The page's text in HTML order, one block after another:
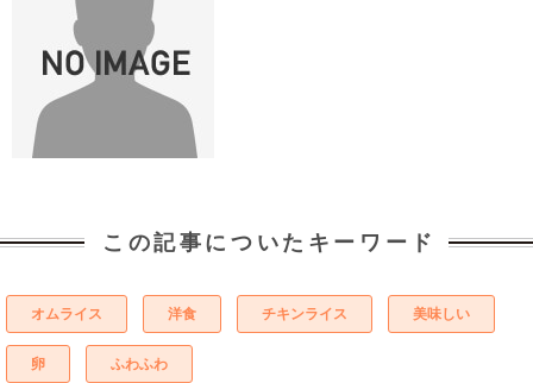
この記事についたキーワード
オムライス 洋食 チキンライス 美味しい
卵 ふわふわ